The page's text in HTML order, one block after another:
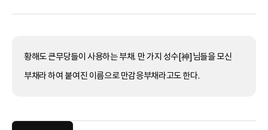
황해도 큰무당들이 사용하는 부채. 만 가지 성수[神]님들을 모신
부채라 하여 붙여진 이름으로 만감응부채라고도 한다.